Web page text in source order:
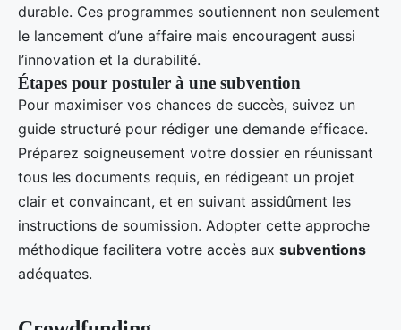
durable. Ces programmes soutiennent non seulement
le lancement d’une affaire mais encouragent aussi
l’innovation et la durabilité.
Étapes pour postuler à une subvention
Pour maximiser vos chances de succès, suivez un
guide structuré pour rédiger une demande efficace.
Préparez soigneusement votre dossier en réunissant
tous les documents requis, en rédigeant un projet
clair et convaincant, et en suivant assidûment les
instructions de soumission. Adopter cette approche
méthodique facilitera votre accès aux subventions
adéquates.